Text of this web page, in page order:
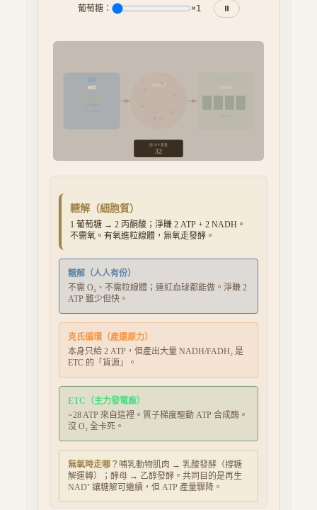
葡萄糖： ×1 ⏸
糖解
細胞質
Glc → 2 Pyr
+2 ATP
粒線體基質
總 ATP 產量
32
糖解 （細胞質）
1 葡萄糖 → 2 丙酮酸；淨賺 2 ATP + 2 NADH。
不需氧。有氧進粒線體，無氧走發酵。
糖解（人人有份）
不需 O₂、不需粒線體；連紅血球都能做。淨賺 2
ATP 雖少但快。
克氏循環（產還原力）
本身只給 2 ATP，但產出大量 NADH/FADH₂ 是
ETC 的「貨源」。
ETC（主力發電廠）
~28 ATP 來自這裡。質子梯度驅動 ATP 合成酶。
沒 O₂ 全卡死。
無氧時走哪？ 哺乳動物肌肉 → 乳酸發酵（撐糖
解運轉）；酵母 → 乙醇發酵。共同目的是再生
NAD⁺ 讓糖解可繼續，但 ATP 產量驟降。